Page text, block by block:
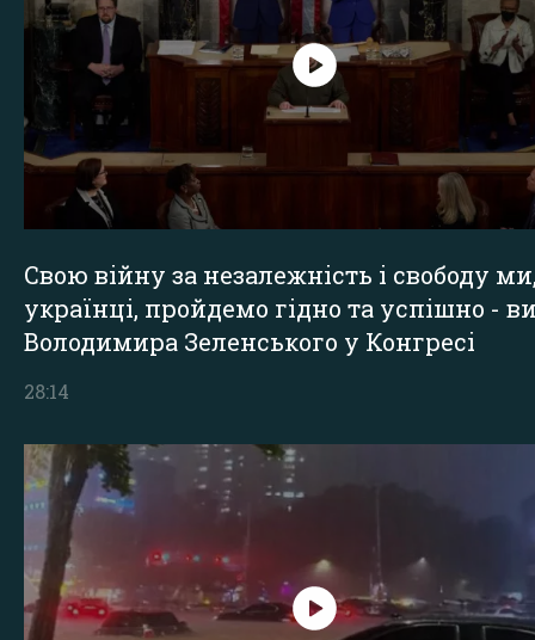
Свою війну за незалежність і свободу
українці, пройдемо гідно та успішно -
Володимира Зеленського у Конгресі
28:14